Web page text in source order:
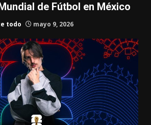
de Fútbol en México
todo mayo 9, 2026